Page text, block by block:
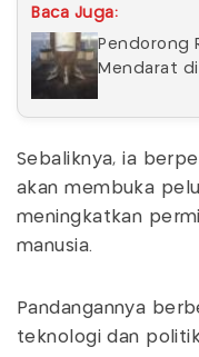
Baca Juga:
Pendorong
Mendarat
Sebaliknya, ia
akan membuka
meningkatkan
manusia.
Pandangannya
teknologi dan